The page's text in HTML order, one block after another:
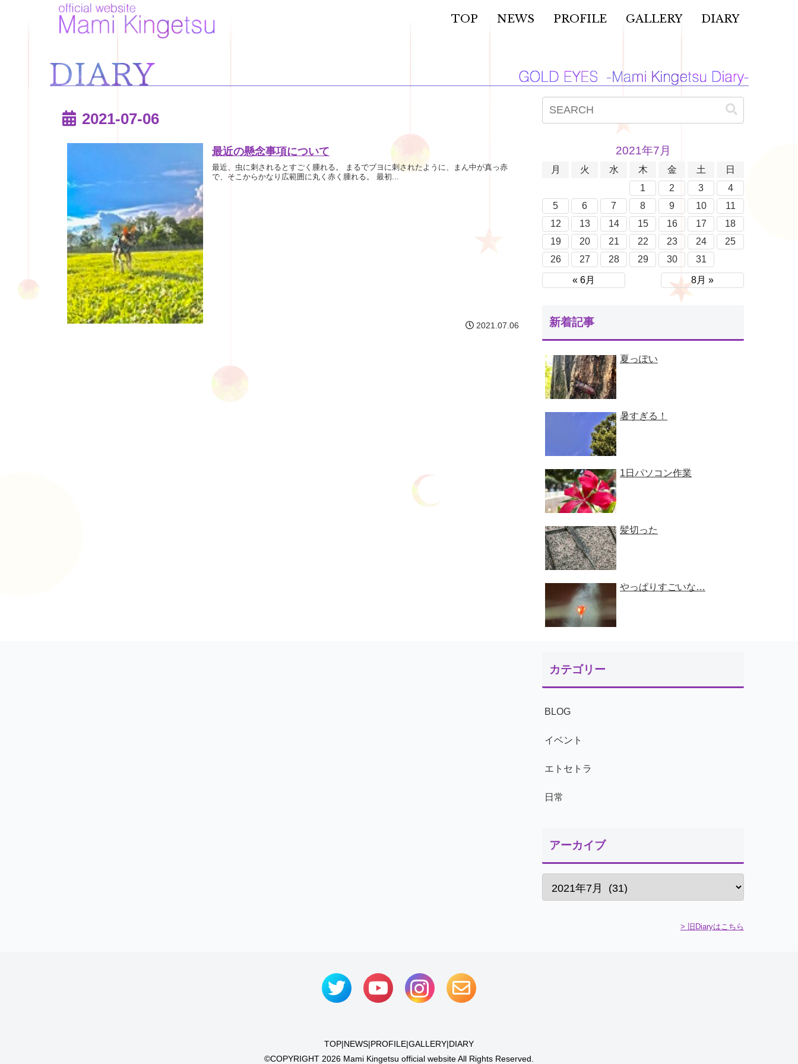
TOP NEWS PROFILE GALLERY DIARY
2021-07-06
最近の懸念事項について
最近、虫に刺されるとすごく腫れる。 まるでブヨに刺されたように、まん中が真っ赤
で、そこからかなり広範囲に丸く赤く腫れる。 最初...
2021.07.06
2021年7月
月 火 水 木 金 土
日
1
2 3
4
5
6 7 8 9 10
11
12
13 14 15 16 17
18
19
20 21 22 23 24
25
26
27 28 29 30 31
« 6月 8月 »
新着記事
夏っぽい
暑すぎる！
1日パソコン作業
髪切った
やっぱりすごいな…
カテゴリー
BLOG
イベント
エトセトラ
日常
アーカイブ
> 旧Diaryはこちら
TOP|NEWS|PROFILE|GALLERY|DIARY
©COPYRIGHT 2026 Mami Kingetsu official website All Rights Reserved.